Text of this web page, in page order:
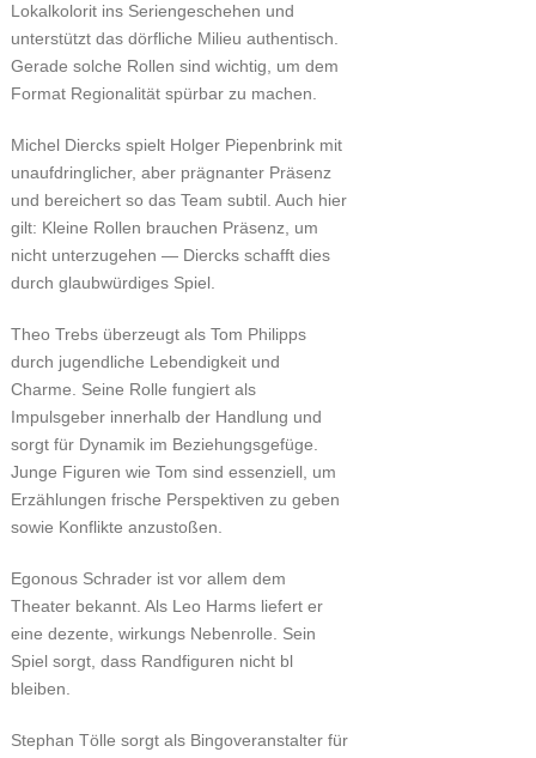
Lokalkolorit ins Seriengeschehen und
unterstützt das dörfliche Milieu authentisch.
Gerade solche Rollen sind wichtig, um dem
Format Regionalität spürbar zu machen.
Michel Diercks spielt Holger Piepenbrink mit
unaufdringlicher, aber prägnanter Präsenz
und bereichert so das Team subtil. Auch hier
gilt: Kleine Rollen brauchen Präsenz, um
nicht unterzugehen — Diercks schafft dies
durch glaubwürdiges Spiel.
Theo Trebs überzeugt als Tom Philipps
durch jugendliche Lebendigkeit und
Charme. Seine Rolle fungiert als
Impulsgeber innerhalb der Handlung und
sorgt für Dynamik im Beziehungsgefüge.
Junge Figuren wie Tom sind essenziell, um
Erzählungen frische Perspektiven zu geben
sowie Konflikte anzustoßen.
Egonous Schrader ist vor allem dem
Theater bekannt. Als Leo Harms liefert er
eine dezente, wirkungs Nebenrolle. Sein
Spiel sorgt, dass Randfiguren nicht bl
bleiben.
Stephan Tölle sorgt als Bingoveranstalter für